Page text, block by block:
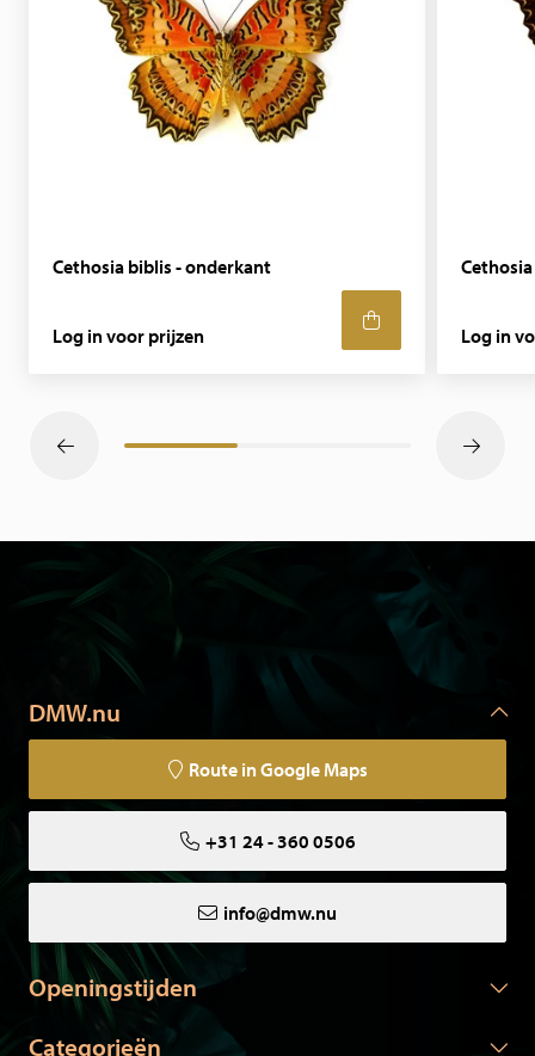
Cethosia biblis - onderkant
Log in voor prijzen Log in
DMW.nu
Route in Google Maps
+31 24 - 360 0506
info@dmw.nu
Openingstijden
Categorieën